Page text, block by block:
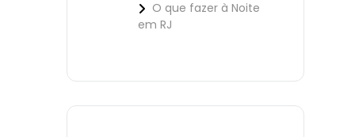
O que fazer à Noite
em RJ